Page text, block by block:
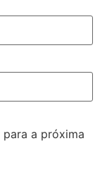
para a próxima